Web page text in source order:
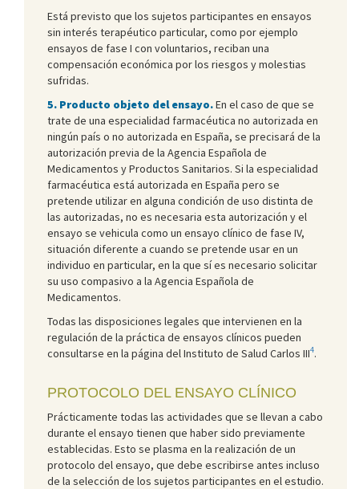
Está previsto que los sujetos participantes en ensayos
sin interés terapéutico particular, como por ejemplo
ensayos de fase I con voluntarios, reciban una
compensación económica por los riesgos y molestias
sufridas.
5. Producto objeto del ensayo.En el caso de que se
trate de una especialidad farmacéutica no autorizada en
ningún país o no autorizada en España, se precisará de la
autorización previa de la Agencia Española de
Medicamentos y Productos Sanitarios. Si la especialidad
farmacéutica está autorizada en España pero se
pretende utilizar en alguna condición de uso distinta de
las autorizadas, no es necesaria esta autorización y el
ensayo se vehicula como un ensayo clínico de fase IV,
situación diferente a cuando se pretende usar en un
individuo en particular, en la que sí es necesario solicitar
su uso compasivo a la Agencia Española de
Medicamentos.
Todas las disposiciones legales que intervienen en la
regulación de la práctica de ensayos clínicos pueden
consultarse en la página del Instituto de Salud Carlos III4.
PROTOCOLO DEL ENSAYO CLÍNICO
Prácticamente todas las actividades que se llevan a cabo
durante el ensayo tienen que haber sido previamente
establecidas. Esto se plasma en la realización de un
protocolo del ensayo, que debe escribirse antes incluso
de la selección de los sujetos participantes en el estudio.